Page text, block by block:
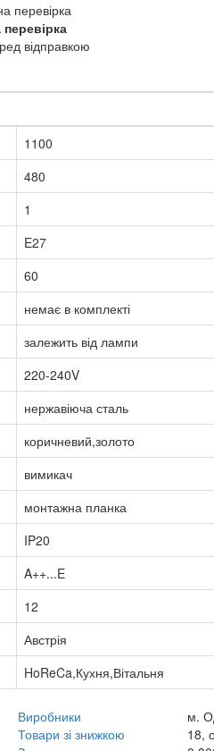
відправкою
1100
480
1
E27
60
немає в комплекті
залежить від лампи
220-240V
нержавіюча сталь
коричневий,золото
вимикач
монтажна планка
IP20
A++...E
12
Австрія
HoReCa,Кухня,Вітальня
Виробники
Товари зі знижкою
м.
18,